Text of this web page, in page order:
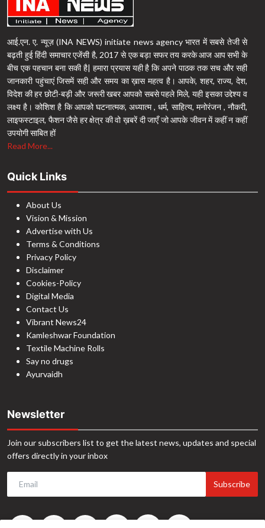
आई.एन. ए. न्यूज़ (INA NEWS) initiate news agency भारत में सबसे तेजी से
बढ़ती हुई हिंदी समाचार एजेंसी है, 2017 से एक बड़ा सफर तय करके आज आप सभी के
बीच एक पहचान बना सकी है| हमारा प्रयास यही है कि अपने पाठक तक सच और सही
जानकारी पहुंचाएं जिसमें सही और समय का ख़ास महत्व है। आपके, शहर, राज्य, देश,
विदेश की हर छोटी-बड़ी और जरूरी खबर आपको सबसे पहले मिले, यही इसका उद्देश्य व
लक्ष्य है। कोशिश है कि आपको घटनात्मक, अध्यात्म , धर्म, साहित्य, मनोरंजन , नौकरी,
लाइफस्टाइल, फैशन जैसे हर क्षेत्र की वो ख़बरें दी जाएँ जो आपके जीवन में कहीं न कहीं
उपयोगी साबित हों
Read More...
Quick Links
About Us
Vision & Mission
Advertise with Us
Terms & Conditions
Privacy Policy
Disclaimer
Cookies-Policy
Digital Media
Contact Us
Vibrant News24
Kamleshwar Foundation
Textile Machine Rolls
Say no drugs
Ayurvaidh
Newsletter
Join our subscribers list to get the latest news, updates and special
offers directly in your inbox
Subscribe